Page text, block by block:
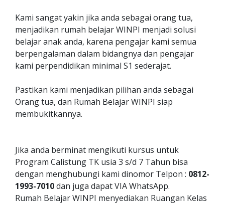
Kami sangat yakin jika anda sebagai orang tua,
menjadikan rumah belajar WINPI menjadi solusi
belajar anak anda, karena pengajar kami semua
berpengalaman dalam bidangnya dan pengajar
kami perpendidikan minimal S1 sederajat.
Pastikan kami menjadikan pilihan anda sebagai
Orang tua, dan Rumah Belajar WINPI siap
membukitkannya.
Jika anda berminat mengikuti kursus untuk
Program Calistung TK usia 3 s/d 7 Tahun bisa
dengan menghubungi kami dinomor Telpon : 0812-
1993-7010dan juga dapat VIA WhatsApp.
Rumah Belajar WINPI menyediakan Ruangan Kelas